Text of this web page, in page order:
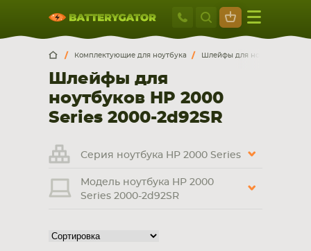
Москва
+7 495 414
Москва Санкт-Петербург
г. Москва, ул. Ткацкая, 5с3 (м. Семеновская)
5 мин. ходьбы от ст.м. “Семеновская”
+7 495 414 28 59
Пн-Вс:
9:00-21:00
смартфона, планшета
Комплектующие для ноутбука Шлейфы для ноутбуков
Шлейфы для
ноутбуков HP 2000
Series 2000-2d92SR
Серия ноутбука HP 2000 Series
Модель ноутбука HP 2000
Series 2000-2d92SR